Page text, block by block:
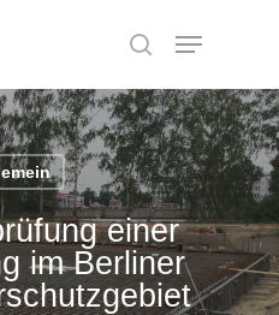
search
Menu
einer
im Berliner
Menu